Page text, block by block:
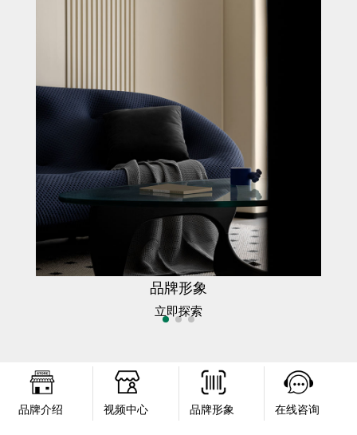
品牌形象
立即探索
品牌介绍 视频中心 品牌形象 在线咨询